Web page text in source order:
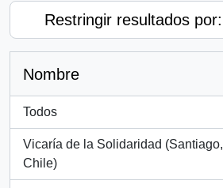
Restringir resultados por:
Nombre
Todos
Vicaría de la Solidaridad (Santiago,
Chile)
, 1 resultados